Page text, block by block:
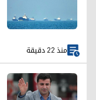
منذ 22 دقيقة